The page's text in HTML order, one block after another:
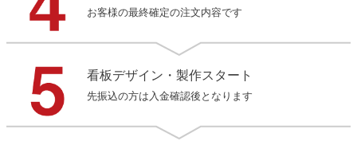
お客様の最終確定の注文内容です
看板デザイン・製作スタート
先振込の方は入金確認後となります